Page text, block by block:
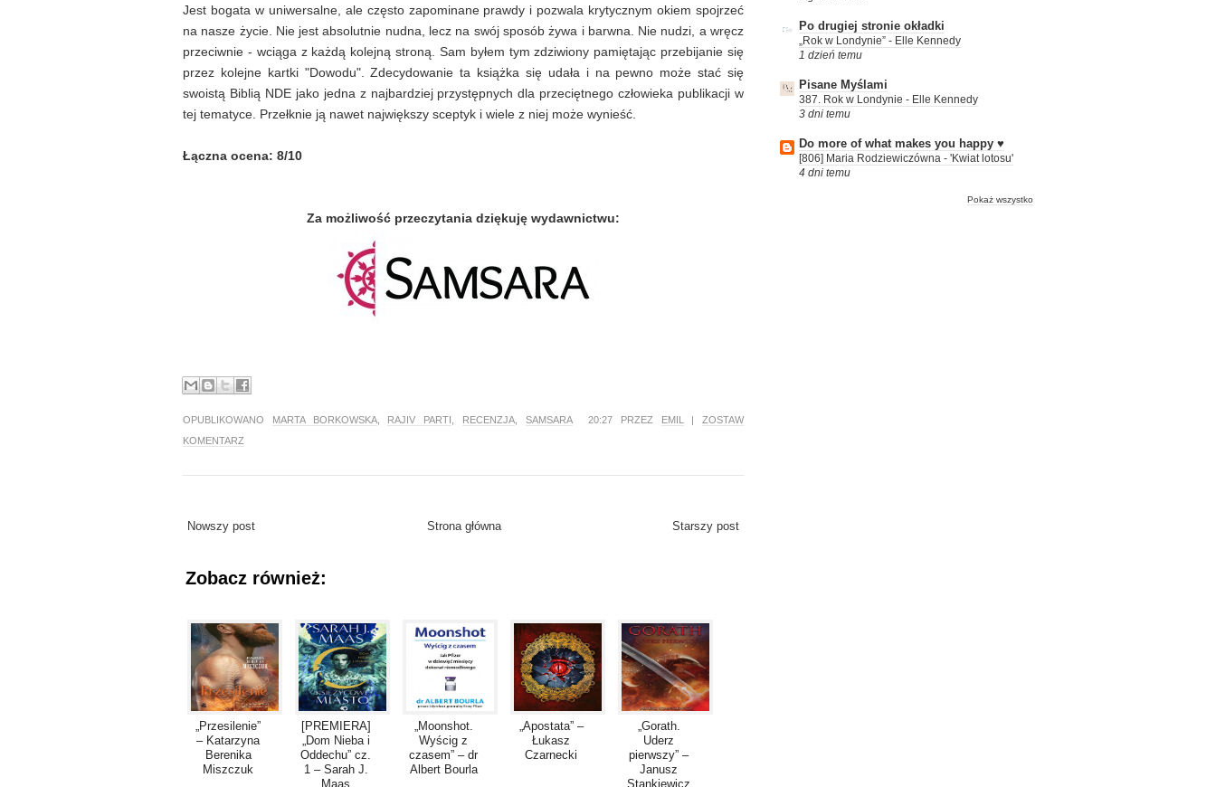
Jest bogata w uniwersalne, ale często zapominane prawdy i pozwala krytycznym okiem spojrzeć
na nasze życie. Nie jest absolutnie nudna, lecz na swój sposób żywa i barwna. Nie nudzi, a wręcz
przeciwnie - wciąga z każdą kolejną stroną. Sam byłem tym zdziwiony pamiętając przebijanie się
przez kolejne kartki "Dowodu". Zdecydowanie ta książka się udała i na pewno może stać się
swoistą Biblią NDE jako jedna z najbardziej przystępnych dla przeciętnego człowieka publikacji w
tej tematyce. Przełknie ją nawet największy sceptyk i wiele z niej może wynieść.
Łączna ocena: 8/10
Za możliwość przeczytania dziękuję wydawnictwu:
OPUBLIKOWANO MARTA BORKOWSKA, RAJIV PARTI RECENZJA, SAMSARA20:27 PRZEZ EMIL | ZOSTAW
KOMENTARZ
Nowszy post Starszy post
Strona główna
Zobacz również:
„Przesilenie”
– Katarzyna
Berenika
Miszczuk
[PREMIERA]
„Dom Nieba i
Oddechu” cz.
1 – Sarah J.
Maas
„Moonshot.
Wyścig z
czasem” – dr
Albert Bourla
„Apostata” –
Łukasz
Czarnecki
„Gorath.
Uderz
pierwszy” –
Janusz
Stankiewicz
Po drugiej stronie okładki
„Rok w Londynie” - Elle Kennedy
1 dzień temu
Pisane Myślami
387. Rok w Londynie - Elle Kennedy
3 dni temu
Do more of what makes you happy ♥
[806] Maria Rodziewiczówna - 'Kwiat lotosu'
4 dni temu
Pokaż wszystko